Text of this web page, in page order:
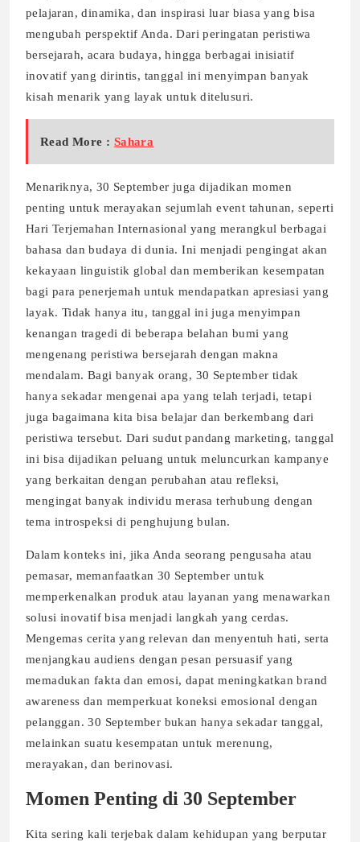
pelajaran, dinamika, dan inspirasi luar biasa yang bisa
mengubah perspektif Anda. Dari peringatan peristiwa
bersejarah, acara budaya, hingga berbagai inisiatif
inovatif yang dirintis, tanggal ini menyimpan banyak
kisah menarik yang layak untuk ditelusuri.
Read More : Sahara
Menariknya, 30 September juga dijadikan momen
penting untuk merayakan sejumlah event tahunan, seperti
Hari Terjemahan Internasional yang merangkul berbagai
bahasa dan budaya di dunia. Ini menjadi pengingat akan
kekayaan linguistik global dan memberikan kesempatan
bagi para penerjemah untuk mendapatkan apresiasi yang
layak. Tidak hanya itu, tanggal ini juga menyimpan
kenangan tragedi di beberapa belahan bumi yang
mengenang peristiwa bersejarah dengan makna
mendalam. Bagi banyak orang, 30 September tidak
hanya sekadar mengenai apa yang telah terjadi, tetapi
juga bagaimana kita bisa belajar dan berkembang dari
peristiwa tersebut. Dari sudut pandang marketing, tanggal
ini bisa dijadikan peluang untuk meluncurkan kampanye
yang berkaitan dengan perubahan atau refleksi,
mengingat banyak individu merasa terhubung dengan
tema introspeksi di penghujung bulan.
Dalam konteks ini, jika Anda seorang pengusaha atau
pemasar, memanfaatkan 30 September untuk
memperkenalkan produk atau layanan yang menawarkan
solusi inovatif bisa menjadi langkah yang cerdas.
Mengemas cerita yang relevan dan menyentuh hati, serta
menjangkau audiens dengan pesan persuasif yang
memadukan fakta dan emosi, dapat meningkatkan brand
awareness dan memperkuat koneksi emosional dengan
pelanggan. 30 September bukan hanya sekadar tanggal,
melainkan suatu kesempatan untuk merenung,
merayakan, dan berinovasi.
Momen Penting di 30 September
Kita sering kali terjebak dalam kehidupan yang berputar